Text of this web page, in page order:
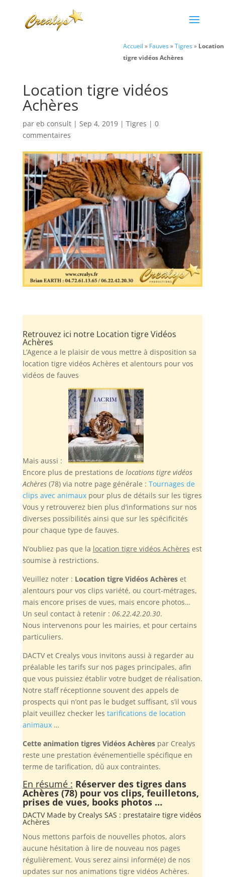
Accueil » Fauves»Tigres» Location
tigre vidéos Achères
Location tigre vidéos
Achères
par eb consult| Sep 4, 2019| Tigres | 0
commentaires
Retrouvez ici notre Location tigre Vidéos
Achères
L’Agence a le plaisir de vous mettre à disposition sa
location tigre vidéos Achères et alentours pour vos
vidéos de fauves
Mais aussi :
Encore plus de prestations de locations tigre vidéos
Achères(78) via notre page générale : Tournages de
clips avec animauxpour plus de détails sur les tigres
Vous y retrouverez bien plus d’informations sur nos
diverses possibilités ainsi que sur les spécificités
pour chaque type de fauves.
N’oubliez pas que la location tigre vidéos Achères est
soumise à restrictions.
Veuillez noter : Location tigre Vidéos Achèreset
alentours pour vos clips variété, ou court-métrages,
mais encore prises de vues, mais encore photos…
Un seul contact à retenir : 06.22.42.20.30.
Nous intervenons pour les mairies, et pour certains
particuliers.
DACTV et Crealys vous invitons aussi à regarder au
préalable les tarifs sur nos pages principales, afin
que vous puissiez établir votre budget de réalisation.
Notre staff réceptionne souvent des appels de
prospects qui n’ont pas le budget suffisant, s’il vous
plait veuillez checker les tarifications de location
animaux…
Cette animation tigres Vidéos Achèrespar Crealys
reste une prestation événementielle spécifique en
terme de tarification, dû aux contraintes.
En résumé : Réserver des tigres dans
Achères (78) pour vos clips, feuilletons,
prises de vues, books photos …
DACTV Made by Crealys SAS : prestataire tigre vidéos
Achères
Nous mettons parfois de nouvelles photos, alors
aucune hésitation à lire de nouveau nos pages
régulièrement. Vous serez ainsi informé(e) de nos
updates sur nos animations tigre vidéos Achères.